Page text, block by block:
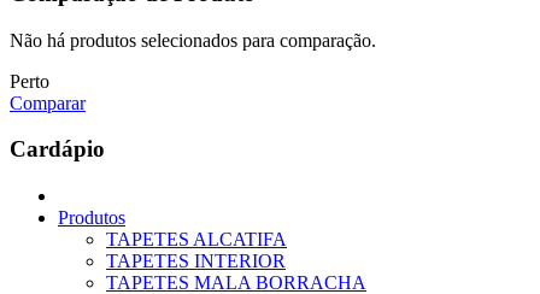
Não há produtos selecionados para comparação.
Perto
Comparar
Cardápio
Produtos
TAPETES ALCATIFA
TAPETES INTERIOR
TAPETES MALA BORRACHA